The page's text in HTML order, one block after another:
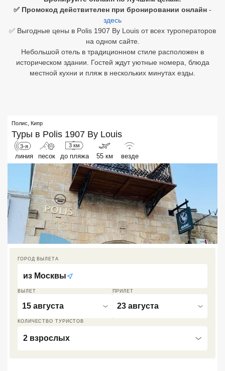
✅ Промокод действителен при бронировании онлайн -
здесь
✅ Выгодные цены в Polis 1907 By Louis от всех туроператоров
на одном сайте.
Небольшой отель в традиционном стиле расположен в
историческом здании. Гостей ждут уютные номера, блюда
местной кухни и пляж в нескольких минутах езды.
Полис Кипр
Туры в Polis 1907 By Louis
3-я
линия песок
3 км
до пляжа 55 км везде
ВЫЛЕТ
15 августа
ПРИЛЕТ
23 августа
КОЛИЧЕСТВО ТУРИСТОВ
2 взрослых
ГОРОД ВЫЛЕТА
из Москвы
Северный Гоа
Южный Гоа
Занзибар
Абхазия
Большой Сочи
Кав Мин Воды
Экскурсионные туры
VIP отели 5 звезд